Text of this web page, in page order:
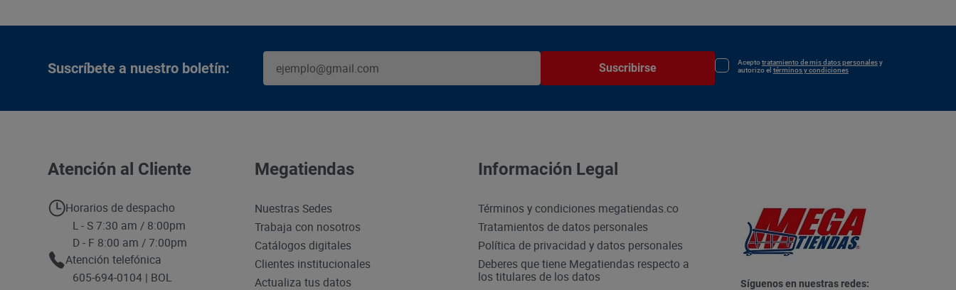
Suscríbete a nuestro boletín: Suscribirse Aceptotratamiento de mis datos personalesy
autorizo el términos y condiciones
Atención al Cliente
Horarios de despacho
L - S 7:30 am / 8:00pm
D - F 8:00 am / 7:00pm
Atención telefónica
605-694-0104 | BOL
Megatiendas
Nuestras Sedes
Trabaja con nosotros
Catálogos digitales
Clientes institucionales
Actualiza tus datos
Información Legal
Términos y condiciones megatiendas.co
Tratamientos de datos personales
Política de privacidad y datos personales
Deberes que tiene Megatiendas respecto a
los titulares de los datos
Síguenos en nuestras redes: